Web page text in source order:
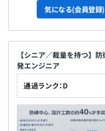
気になる(会員登録)
【シニア／裁量を持つ】
発エンジニア
通過ランク：D